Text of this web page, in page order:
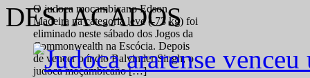
O judoca moçambicano Edson
Madeira na categoria leve (-73 kg) foi
eliminado neste sábado dos Jogos da
Commonwealth na Escócia. Depois
de vencer o índio Balvinder Singh, o
judoca moçambicano […]
DESTACADOS